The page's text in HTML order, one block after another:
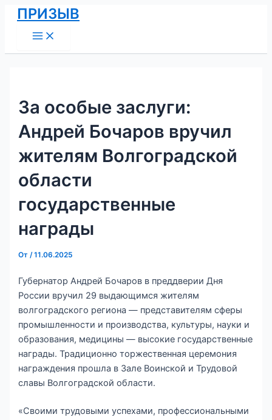
Перейти
содержимому
ПРИЗЫВ
Menu
За особые заслуги:
Андрей Бочаров вручил
жителям Волгоградской
области
государственные
награды
От/11.06.2025
Губернатор Андрей Бочаров в преддверии Дня
России вручил 29 выдающимся жителям
волгоградского региона — представителям сферы
промышленности и производства, культуры, науки и
образования, медицины — высокие государственные
награды. Традиционно торжественная церемония
награждения прошла в Зале Воинской и Трудовой
славы Волгоградской области.
«Своими трудовыми успехами, профессиональными
Навигация
по
записям